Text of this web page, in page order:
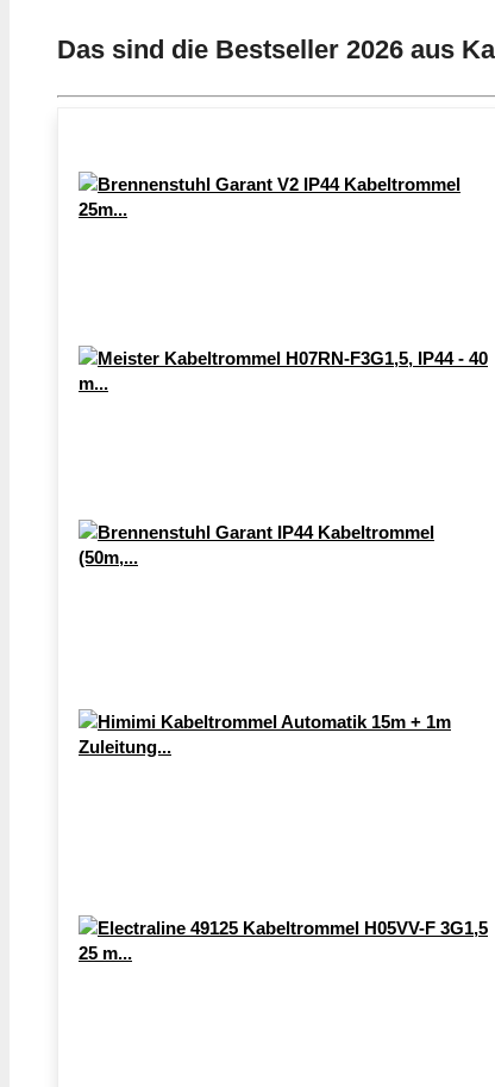
Das sind die Bestseller 2026 aus